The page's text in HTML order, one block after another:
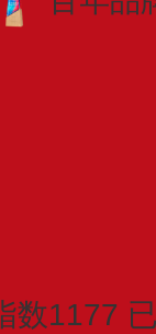
数1177